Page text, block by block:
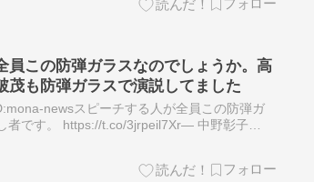
員この防弾ガラスなのでしょうか。高
も防弾ガラスで演説してました
newsスピーチする人が全員この防弾ガ
者です。 https://t.co/3jrpeil7Xr— 中野彰子